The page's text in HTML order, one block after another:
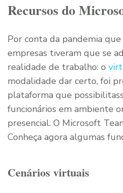
Recursos do
Por conta da pandemia
empresas tiveram que se
realidade de trabalho: o
modalidade dar certo, foi
plataforma que
funcionários em ambiente
presencial. O Microsoft
Conheça agora algumas
Cenários virtuais